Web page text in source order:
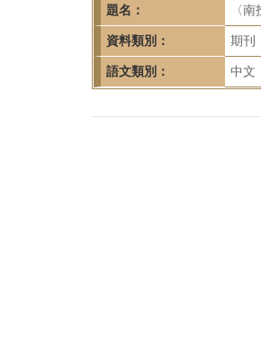
題名： 〈
資料類別： 期刊
語文類別： 中文